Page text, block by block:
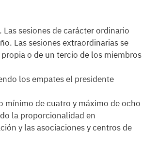
sesiones de carácter ordinario
Las sesiones extraordinarias se
o de un tercio de los miembros
los empates el presidente
mínimo de cuatro y máximo de ocho
la proporcionalidad en
y las asociaciones y centros de